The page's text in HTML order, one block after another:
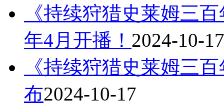
《持续狩猎史莱姆三
年4月开播！ 2024-10-17
《持续狩猎史莱姆三
布2024-10-17